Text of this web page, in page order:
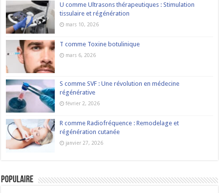
U comme Ultrasons thérapeutiques : Stimulation
tissulaire et régénération
mars 10, 2026
T comme Toxine botulinique
mars 6, 2026
S comme SVF : Une révolution en médecine
régénérative
février 2, 2026
R comme Radiofréquence : Remodelage et
régénération cutanée
janvier 27, 2026
Populaire